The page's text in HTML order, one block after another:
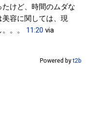
けど、時間のムダな
容に関しては、現
。。
11:20 via
Powered byt2b